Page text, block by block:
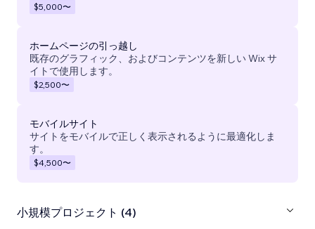
$5,000〜
ホームページの引っ越し
既存のグラフィック、およびコンテンツを新しい Wix サ
イトで使用します。
$2,500〜
モバイルサイト
サイトをモバイルで正しく表示されるように最適化しま
す。
$4,500〜
小規模プロジェクト (4)